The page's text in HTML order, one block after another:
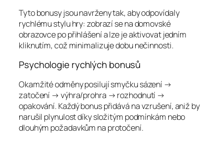
Tyto bonusy jsou navrženy tak, aby odpovídaly
rychlému stylu hry: zobrazí se na domovské
obrazovce po přihlášení a lze je aktivovat jedním
kliknutím, což minimalizuje dobu nečinnosti.
Psychologie rychlých bonusů
Okamžité odměny posilují smyčku sázení →
zatočení → výhra/prohra → rozhodnutí →
opakování. Každý bonus přidává na vzrušení, aniž by
narušil plynulost díky složitým podmínkám nebo
dlouhým požadavkům na protočení.